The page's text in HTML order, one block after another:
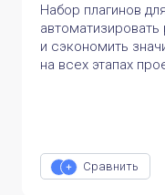
Набор плагинов
и сэкономить
на всех этапах
Сравнить